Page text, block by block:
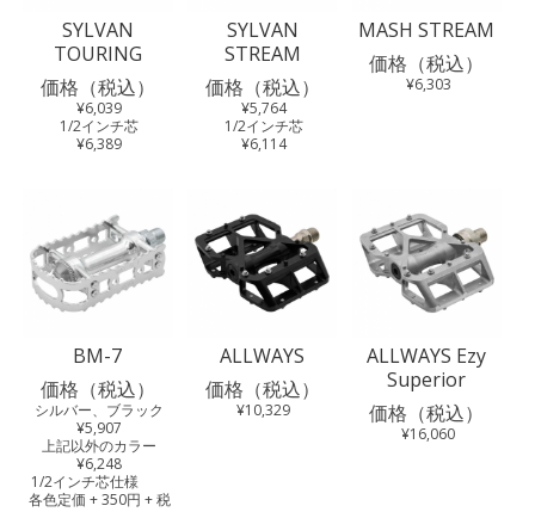
SYLVAN
TOURING
価格（税込）
¥6,039
1/2インチ芯
¥6,389
SYLVAN
STREAM
価格（税込）
¥5,764
1/2インチ芯
¥6,114
MASH STREAM
価格（税込）
¥6,303
BM-7
価格（税込）
シルバー、ブラック
¥5,907
上記以外のカラー
¥6,248
1/2インチ芯仕様
各色定価 + 350円 + 税
ALLWAYS
価格（税込）
¥10,329
ALLWAYS Ezy
Superior
価格（税込）
¥16,060